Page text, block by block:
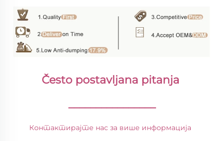
Često postavljana pitanja
________________
Контактирајте нас за више информација